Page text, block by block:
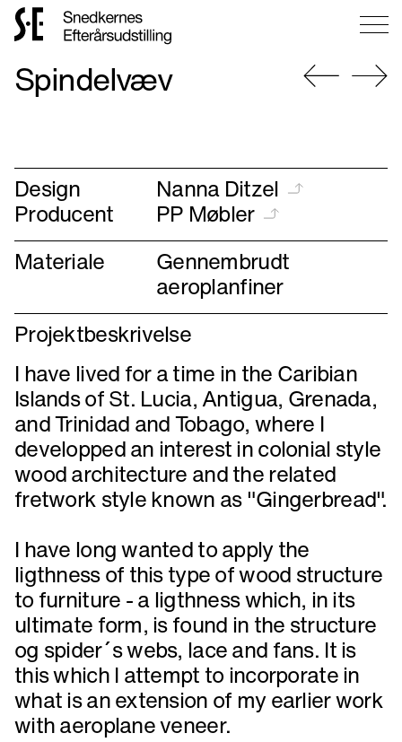
til
forsiden
Spindelvæv
Design Nanna Ditzel
Producent
PP Møbler
Materiale
Gennembrudt
aeroplanfiner
Projektbeskrivelse
I have lived for a time in the Caribian
Islands of St. Lucia, Antigua, Grenada,
and Trinidad and Tobago, where I
developped an interest in colonial style
wood architecture and the related
fretwork style known as "Gingerbread".
I have long wanted to apply the
ligthness of this type of wood structure
to furniture - a ligthness which, in its
ultimate form, is found in the structure
og spider´s webs, lace and fans. It is
this which I attempt to incorporate in
what is an extension of my earlier work
with aeroplane veneer.